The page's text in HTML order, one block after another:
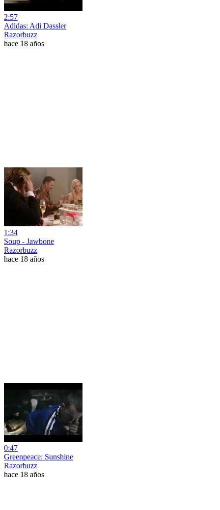
2:57
Adidas: Adi Dassler
Razorbuzz
hace 18 años
1:34
Soup - Jawbone
Razorbuzz
hace 18 años
0:47
Greenpeace: Sunshine
Razorbuzz
hace 18 años